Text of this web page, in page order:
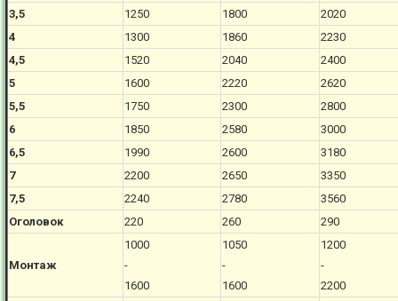
3,5
1250 1800
2020
4
1300 1860
2230
4,5
1520 2040
2400
5
1600 2220
2620
5,5
1750 2300
2800
6
1850 2580
3000
6,5
1990 2600
3180
7
2200 2650
3350
7,5
2240 2780
3560
Оголовок
220 260 290
Монтаж
1000
-
1600
1050
-
1600
1200
-
2200